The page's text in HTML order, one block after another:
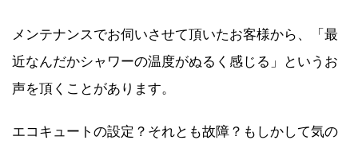
メンテナンスでお伺いさせて頂いたお客様から、「最
近なんだかシャワーの温度がぬるく感じる」というお
声を頂くことがあります。
エコキュートの設定？それとも故障？もしかして気の